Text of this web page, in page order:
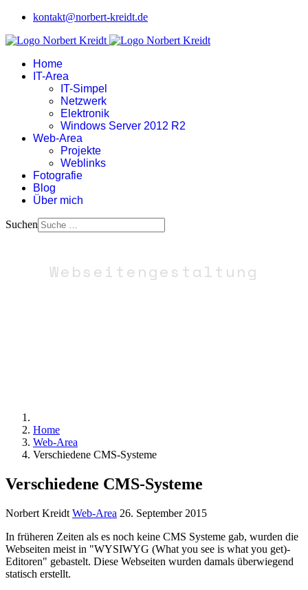
kontakt@norbert-kreidt.de
Home
IT-Area
IT-Simpel
Netzwerk
Elektronik
Windows Server 2012 R2
Web-Area
Projekte
Weblinks
Fotografie
Blog
Über mich
Suchen
Webseitengestaltung
Home
Web-Area
Verschiedene CMS-Systeme
Verschiedene CMS-Systeme
Norbert Kreidt Web-Area 26. September 2015
In früheren Zeiten als es noch keine CMS Systeme gab, wurden die
Webseiten meist in "WYSIWYG (What you see is what you get)-
Editoren" gebastelt. Diese Webseiten wurden damals überwiegend
statisch erstellt.